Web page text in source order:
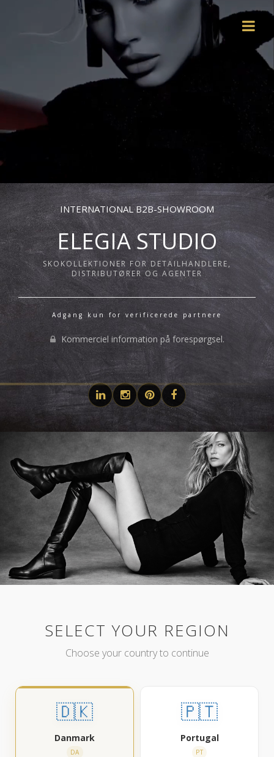
INTERNATIONAL B2B-SHOWROOM
ELEGIA STUDIO
SKOKOLLEKTIONER FOR DETAILHANDLERE,
DISTRIBUTØRER OG AGENTER
Adgang kun for verificerede partnere
Kommerciel information på forespørgsel.
SELECT YOUR REGION
Choose your country to continue
🇩🇰
Danmark
DA
🇵🇹
Portugal
PT